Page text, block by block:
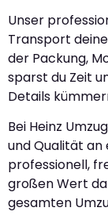
Unser
Transport
der Packung,
sparst du Zeit
Details
Bei Heinz
und Qualität an
professionell,
großen Wert
gesamten